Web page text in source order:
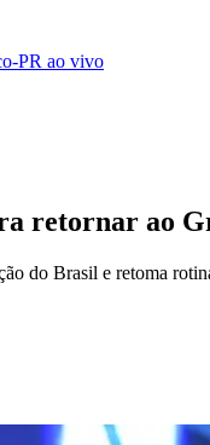
PR ao vivo
retornar ao
do Brasil e retoma